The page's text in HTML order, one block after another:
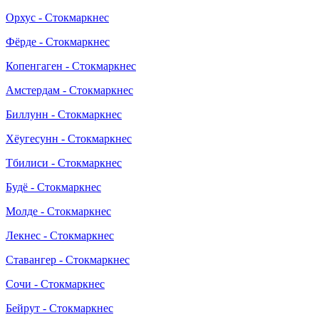
Орхус - Стокмаркнес
Фёрде - Стокмаркнес
Копенгаген - Стокмаркнес
Амстердам - Стокмаркнес
Биллунн - Стокмаркнес
Хёугесунн - Стокмаркнес
Тбилиси - Стокмаркнес
Будё - Стокмаркнес
Молде - Стокмаркнес
Лекнес - Стокмаркнес
Ставангер - Стокмаркнес
Сочи - Стокмаркнес
Бейрут - Стокмаркнес